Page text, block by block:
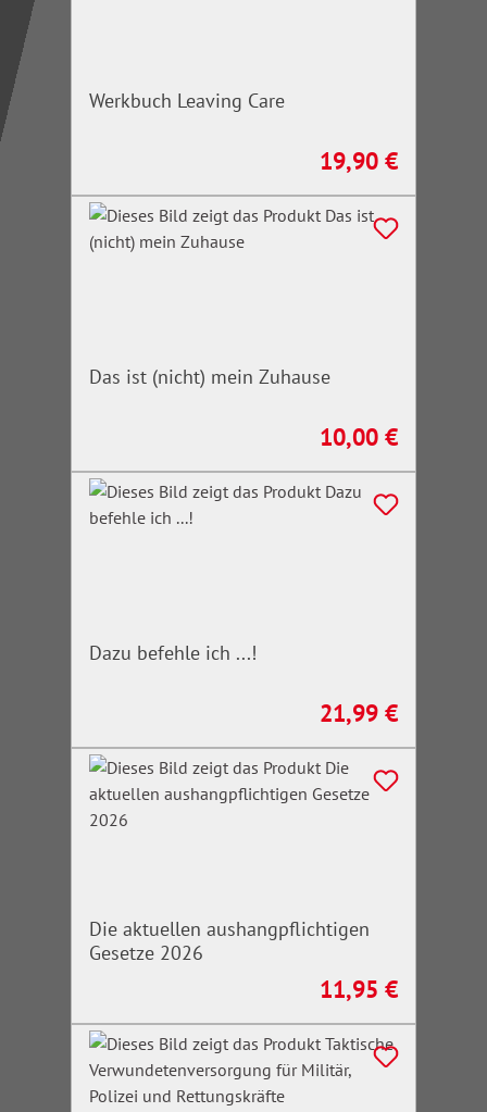
Werkbuch Leaving Care
Regulärer Preis:
19,90 €
Das ist (nicht) mein Zuhause
Regulärer Preis:
10,00 €
Dazu befehle ich ...!
Regulärer Preis:
21,99 €
Die aktuellen aushangpflichtigen
Gesetze 2026
Regulärer Preis:
11,95 €